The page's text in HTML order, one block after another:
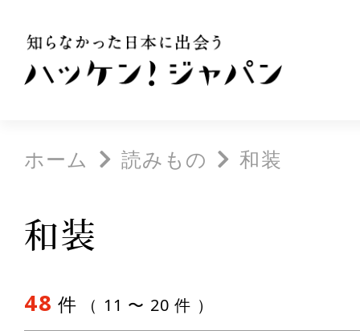
ホーム 読みもの 和装
和装
48 件 （ 11 〜 20 件 ）